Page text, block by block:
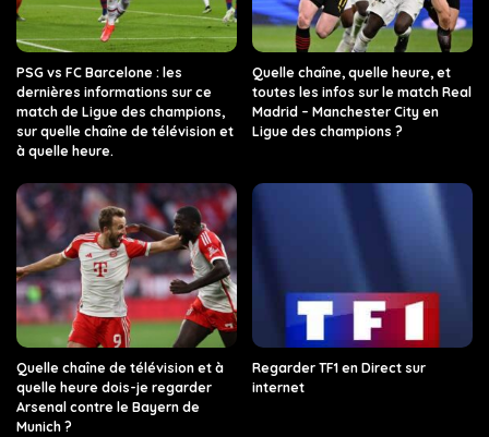
PSG vs FC Barcelone : les
dernières informations sur ce
match de Ligue des champions,
sur quelle chaîne de télévision et
à quelle heure.
Quelle chaîne, quelle heure, et
toutes les infos sur le match Real
Madrid – Manchester City en
Ligue des champions ?
Quelle chaîne de télévision et à
quelle heure dois-je regarder
Arsenal contre le Bayern de
Munich ?
Regarder TF1 en Direct sur
internet